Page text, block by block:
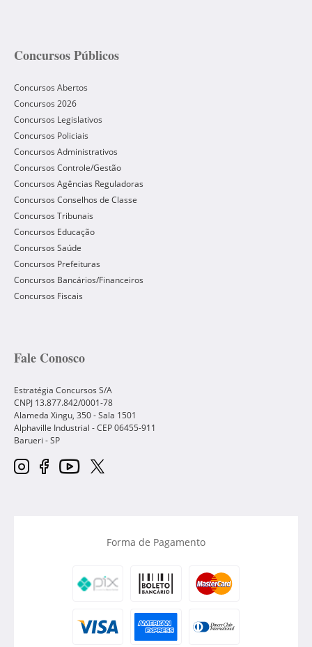
Concursos Públicos
Concursos Abertos
Concursos 2026
Concursos Legislativos
Concursos Policiais
Concursos Administrativos
Concursos Controle/Gestão
Concursos Agências Reguladoras
Concursos Conselhos de Classe
Concursos Tribunais
Concursos Educação
Concursos Saúde
Concursos Prefeituras
Concursos Bancários/Financeiros
Concursos Fiscais
Fale Conosco
Estratégia Concursos S/A
CNPJ 13.877.842/0001-78
Alameda Xingu, 350 - Sala 1501
Alphaville Industrial - CEP06455-911
Barueri -SP
Forma de Pagamento